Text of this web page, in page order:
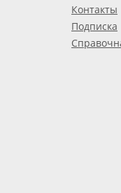
Контакты
Подписка